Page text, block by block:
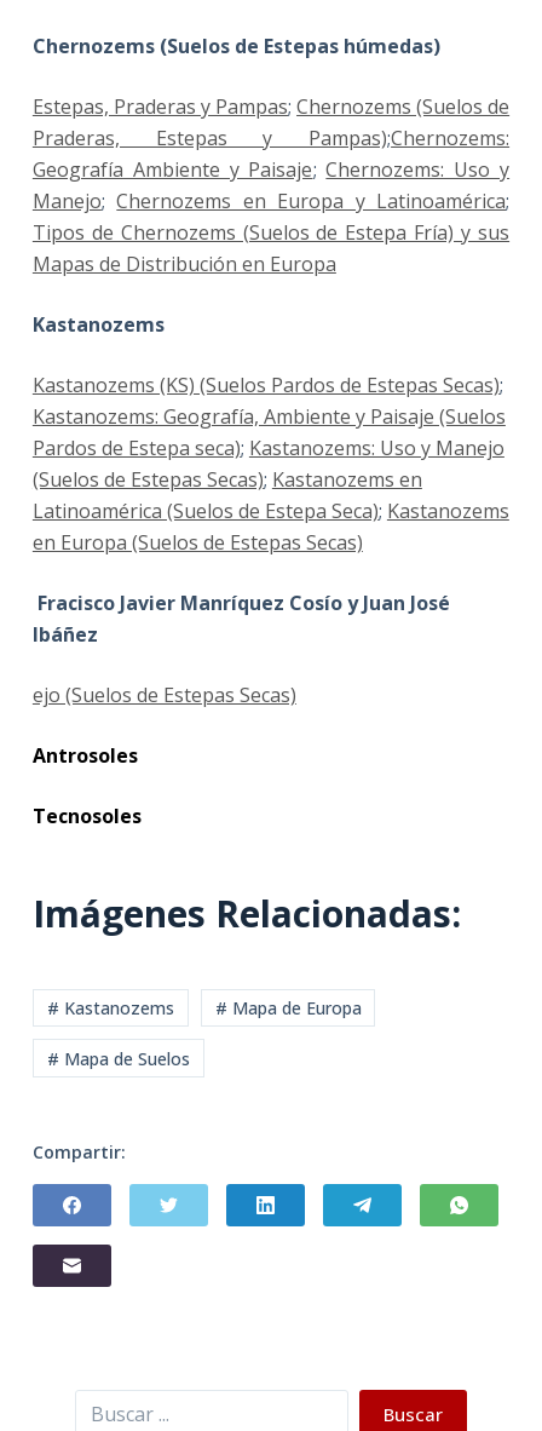
Chernozems (Suelos de Estepas húmedas)
Estepas, Praderas y Pampas;Chernozems (Suelos de
Praderas, Estepas y Pampas);Chernozems:
Geografía Ambiente y Paisaje;Chernozems: Uso y
Manejo;Chernozems en Europa y Latinoamérica;
Tipos de Chernozems (Suelos de Estepa Fría) y sus
Mapas de Distribución en Europa
Kastanozems
Kastanozems (KS) (Suelos Pardos de Estepas Secas);
Kastanozems: Geografía, Ambiente y Paisaje (Suelos
Pardos de Estepa seca); Kastanozems: Uso y Manejo
(Suelos de Estepas Secas); Kastanozems en
Latinoamérica (Suelos de Estepa Seca); Kastanozems
en Europa (Suelos de Estepas Secas)
Fracisco Javier Manríquez Cosío y Juan José
Ibáñez
ejo (Suelos de Estepas Secas)
Antrosoles
Tecnosoles
Imágenes Relacionadas:
# Kastanozems # Mapa de Europa
# Mapa de Suelos
Compartir:
Buscar Buscar